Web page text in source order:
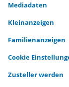
Mediadaten
Kleinanzeigen
Familienanzeigen
Cookie
Zusteller werden